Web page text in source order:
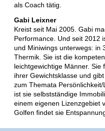
als Coach tätig.
Gabi Leixner
Kreist seit Mai 2005. Gabi
Performance. Und seit 2012
und Miniwings unterwegs: in
Thermik. Sie ist die
leichtgewichtige Männer.
ihrer Gewichtsklasse und
zum Themata
ist sie selbstständige
einem eigenen Lizenzgebiet
Golfen findet sie